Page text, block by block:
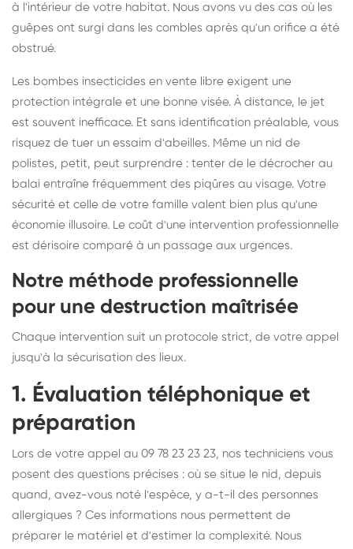
à l'intérieur de votre habitat. Nous avons vu des cas où les
guêpes ont surgi dans les combles après qu'un orifice a été
obstrué.
Les bombes insecticides en vente libre exigent une
protection intégrale et une bonne visée. À distance, le jet
est souvent inefficace. Et sans identification préalable, vous
risquez de tuer un essaim d'abeilles. Même un nid de
polistes, petit, peut surprendre : tenter de le décrocher au
balai entraîne fréquemment des piqûres au visage. Votre
sécurité et celle de votre famille valent bien plus qu'une
économie illusoire. Le coût d'une intervention professionnelle
est dérisoire comparé à un passage aux urgences.
Notre méthode professionnelle
pour une destruction maîtrisée
Chaque intervention suit un protocole strict, de votre appel
jusqu'à la sécurisation des lieux.
1. Évaluation téléphonique et
préparation
Lors de votre appel au 09 78 23 23 23, nos techniciens vous
posent des questions précises : où se situe le nid, depuis
quand, avez-vous noté l'espèce, y a-t-il des personnes
allergiques ? Ces informations nous permettent de
préparer le matériel et d'estimer la complexité. Nous